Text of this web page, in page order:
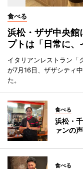
食べる
浜松・ザザ中央
プトは「日常に、
イタリアンレストラン「
が7月16日、ザザシティ
た。
食べる
浜松・
ァンの
食べる